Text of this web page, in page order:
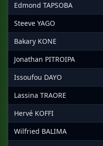
Edmond TAPSOBA
Steeve YAGO
Bakary KONE
Jonathan PITROIPA
Issoufou DAYO
Lassina TRAORE
Hervé KOFFI
Wilfried BALIMA